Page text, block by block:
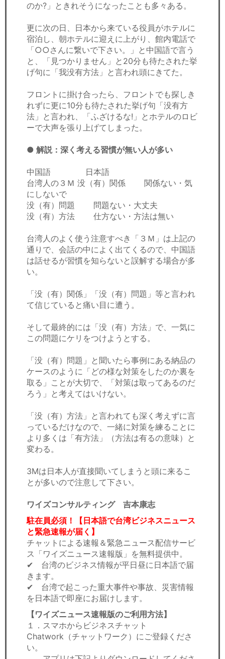
のか?」ときれそうになったことも多々ある。
更に次の日、日本から来ている役員がホテルに
宿泊し、朝ホテルに迎えに上がり、館内電話で
「○○さんに繋いで下さい。」と中国語で言う
と、「見つかりません」と20分も待たされた挙
げ句に「我没有方法」と言われ頭にきてた。
フロントに掛け合ったら、フロントでも探しき
れずに更に10分も待たされた挙げ句「没有方
法」と言われ、「ふざけるな!」とホテルのロビ
ーで大声を張り上げてしまった。
● 解説：深く考える習慣が無い人が多い
中国語 日本語
台湾人の３Ｍ 没（有）関係 関係ない・気
にしないで
没（有）問題 問題ない・大丈夫
没（有）方法 仕方ない・方法は無い
台湾人のよく使う注意すべき「３Ｍ」は上記の
通りで、会話の中によく出てくるので、中国語
は話せるが習慣を知らないと誤解する場合が多
い。
「没（有）関係」「没（有）問題」等と言われ
て信じていると痛い目に遭う。
そして最終的には「没（有）方法」で、一気に
この問題にケリをつけようとする。
「没（有）問題」と聞いたら事例にある納品の
ケースのように「どの様な対策をしたのか裏を
取る」ことが大切で、「対策は取ってあるのだ
ろう」と考えてはいけない。
「没（有）方法」と言われても深く考えずに言
っているだけなので、一緒に対策を練ることに
より多くは「有方法」（方法は有るの意味）と
変わる。
3Mは日本人が直接聞いてしまうと頭に来るこ
とが多いので注意して下さい。
ワイズコンサルティング 吉本康志
駐在員必須！【日本語で台湾ビジネスニュース
と緊急速報が届く】
チャットによる速報＆緊急ニュース配信サービ
ス「ワイズニュース速報版」を無料提供中。
✔ 台湾のビジネス情報が平日昼に日本語で届
きます。
✔ 台湾で起こった重大事件や事故、災害情報
を日本語で即座にお届けします。
【ワイズニュース速報版のご利用方法】
１．スマホからビジネスチャット
Chatwork（チャットワーク）にご登録くださ
い。